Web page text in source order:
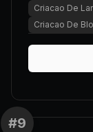
Criacao De
Criacao De
#9